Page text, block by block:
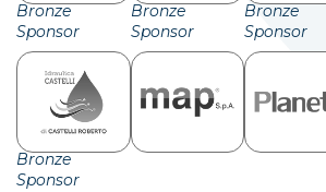
Bronze
Sponsor
Bronze
Sponsor
Bronze
Sponsor
Bronze
Sponsor